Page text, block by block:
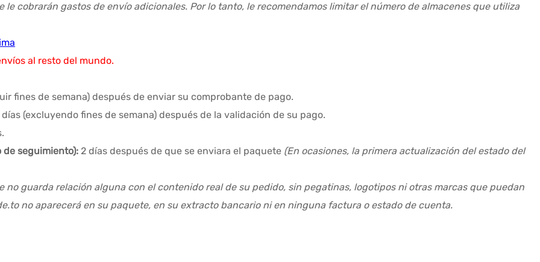
cobrarán gastos de envío adicionales. Por lo tanto, le recomendamos limitar el número de almacenes que utiliza
al resto del mundo.
fines de semana) después de enviar su comprobante de pago.
días (excluyendo fines de semana) después de la validación de su pago.
de seguimiento): 2 días después de que se enviara el paquete (En ocasiones, la primera actualización del estado del
guarda relación alguna con el contenido real de su pedido, sin pegatinas, logotipos ni otras marcas que puedan
no aparecerá en su paquete, en su extracto bancario ni en ninguna factura o estado de cuenta.